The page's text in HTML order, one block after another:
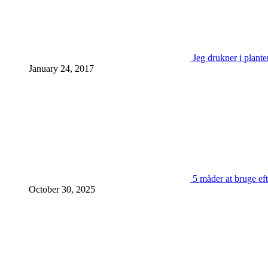
Jeg drukner i
January 24, 2017
5 måder at bruge
October 30, 2025